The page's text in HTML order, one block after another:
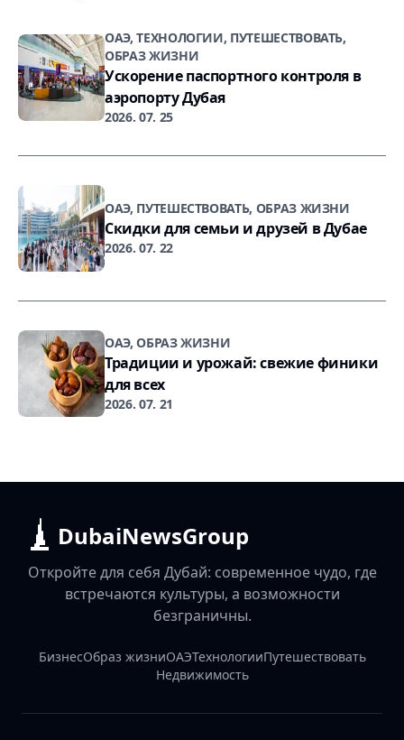
ОАЭ, ТЕХНОЛОГИИ, ПУТЕШЕСТВОВАТЬ,
ОБРАЗ ЖИЗНИ
Ускорение паспортного контроля в
аэропорту Дубая
2026. 07. 25
ОАЭ, ПУТЕШЕСТВОВАТЬ, ОБРАЗ ЖИЗНИ
Скидки для семьи и друзей в Дубае
2026. 07. 22
ОАЭ, ОБРАЗ ЖИЗНИ
Традиции и урожай: свежие финики
для всех
2026. 07. 21
DubaiNewsGroup
Откройте для себя Дубай: современное чудо, где
встречаются культуры, а возможности
безграничны.
БизнесОбраз жизниОАЭТехнологииПутешествовать
Недвижимость